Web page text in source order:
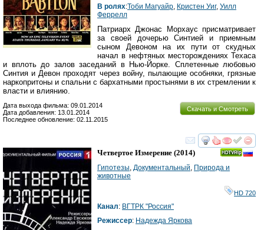
В ролях:Тоби Магуайр, Кристен Уиг, Уилл
Феррелл
Патриарх Джонас Морхаус присматривает
за своей дочерью Синтией и приемным
сыном Девоном на их пути от скудных
начал в нефтяных месторождениях Техаса
и вплоть до залов заседаний в Нью-Йорке. Сплетенные любовью
Синтия и Девон проходят через войну, пылающие особняки, грязные
наркопритоны и спальни с бархатными простынями в их стремлении к
власти и влиянию.
Скачать и Смотреть
Дата выхода фильма: 09.01.2014
Дата добавления: 13.01.2014
Последнее обновление: 02.11.2015
смотреть
Четвертое Измерение (2014)
Гипотезы, Документальный, Природа и
животные
HD 720
Канал: ВГТРК "Россия"
Режиссер: Надежда Яркова